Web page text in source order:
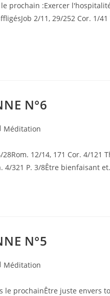
le prochain :Exercer
2/11, 29/252 Cor. 1/
N°6
Méditation
12/14, 171 Cor. 4/121
4/321 P. 3/8Être bienfaisant
N°5
Méditation
le prochainÊtre juste envers